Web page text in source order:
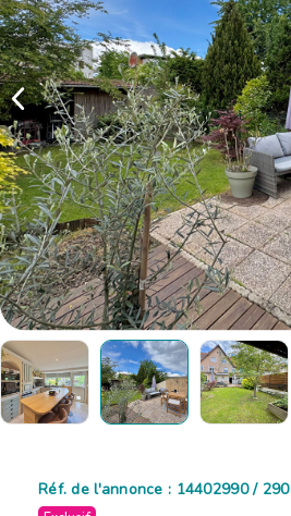
Réf. de l'annonce : 14402990 / 290